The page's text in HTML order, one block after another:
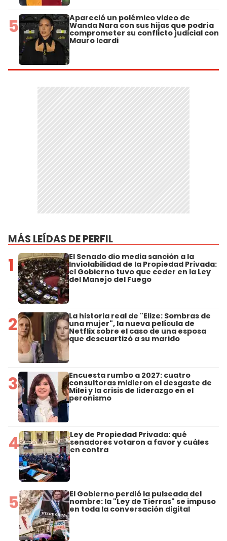
5 Apareció un polémico video de
Wanda Nara con sus hijas que podría
comprometer su conflicto judicial con
Mauro Icardi
MÁS LEÍDAS DE PERFIL
1 El Senado dio media sanción a la
Inviolabilidad de la Propiedad Privada:
el Gobierno tuvo que ceder en la Ley
del Manejo del Fuego
2 La historia real de "Elize: Sombras de
una mujer", la nueva película de
Netflix sobre el caso de una esposa
que descuartizó a su marido
3 Encuesta rumbo a 2027: cuatro
consultoras midieron el desgaste de
Milei y la crisis de liderazgo en el
peronismo
4 Ley de Propiedad Privada: qué
senadores votaron a favor y cuáles
en contra
5 El Gobierno perdió la pulseada del
nombre: la "Ley de Tierras" se impuso
en toda la conversación digital